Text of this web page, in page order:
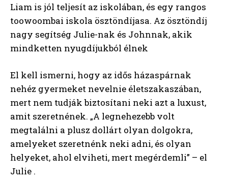
Liam is jól teljesít az iskolában, és egy rangos
toowoombai iskola ösztöndíjasa. Az ösztöndíj
nagy segítség Julie-nak és Johnnak, akik
mindketten nyugdíjukból élnek
El kell ismerni, hogy az idős házaspárnak
nehéz gyermeket nevelnie életszakaszában,
mert nem tudják biztosítani neki azt a luxust,
amit szeretnének. „A legnehezebb volt
megtalálni a plusz dollárt olyan dolgokra,
amelyeket szeretnénk neki adni, és olyan
helyeket, ahol elviheti, mert megérdemli” – el
Julie .